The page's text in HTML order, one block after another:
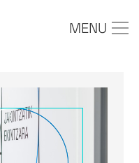
MENU